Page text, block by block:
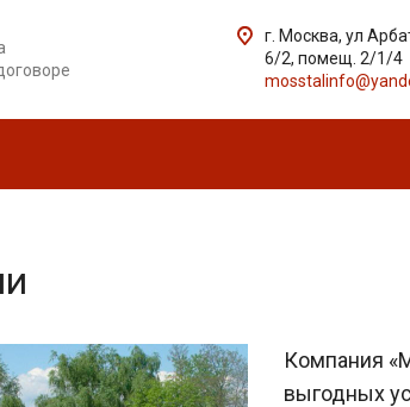
г. Москва, ул
6/2, помещ. 2/1/4
Компания
выгодных